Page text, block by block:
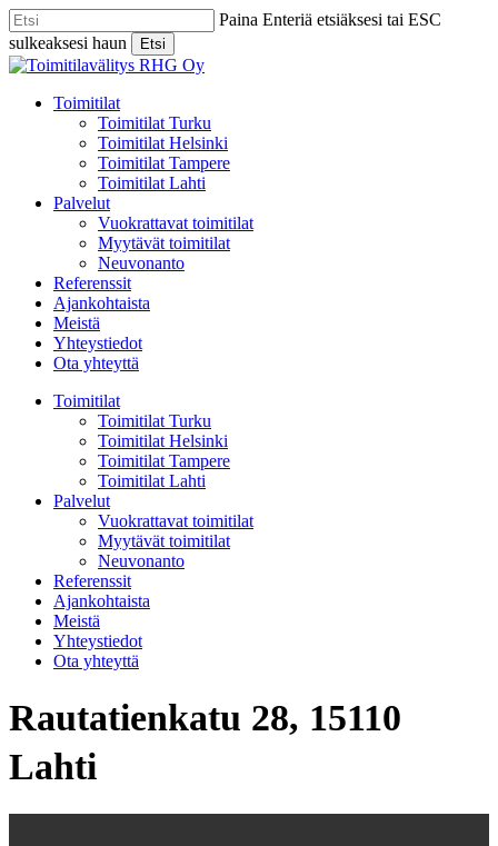
Skip
to
main
content
Paina Enteriä etsiäksesi tai ESC
sulkeaksesi haun
Etsi
Close
Menu
Toimitilat
Toimitilat Turku
Toimitilat Helsinki
Toimitilat Tampere
Toimitilat Lahti
Palvelut
Vuokrattavat toimitilat
Myytävät toimitilat
Neuvonanto
Referenssit
Ajankohtaista
Meistä
Yhteystiedot
Ota yhteyttä
Toimitilat
Toimitilat Turku
Toimitilat Helsinki
Toimitilat Tampere
Toimitilat Lahti
Palvelut
Vuokrattavat toimitilat
Myytävät toimitilat
Neuvonanto
Referenssit
Ajankohtaista
Meistä
Yhteystiedot
Ota yhteyttä
Rautatienkatu 28, 15110
Lahti